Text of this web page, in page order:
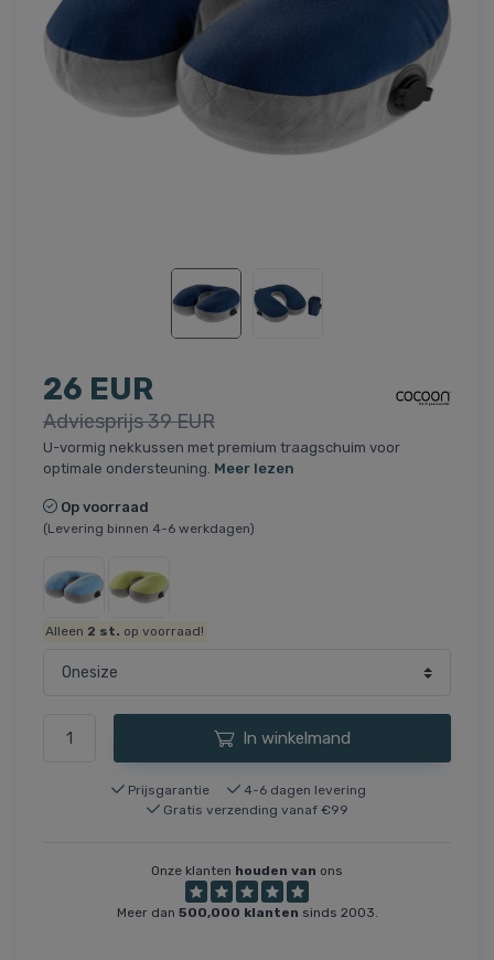
26 EUR
Adviesprijs 39 EUR
U-vormig nekkussen met premium traagschuim voor
optimale ondersteuning. Meer lezen
Op voorraad
(Levering binnen 4-6 werkdagen)
Alleen 2 st. op voorraad!
In winkelmand
Prijsgarantie
4-6 dagen levering
Gratis verzending vanaf €99
Onze klanten houden van ons
Meer dan 500,000 klanten sinds 2003.